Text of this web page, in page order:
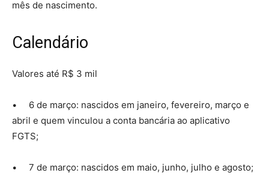
mês de nascimento.
Calendário
Valores até R$ 3 mil
• 6 de março: nascidos em janeiro, fevereiro, março e
abril e quem vinculou a conta bancária ao aplicativo
FGTS;
• 7 de março: nascidos em maio, junho, julho e agosto;